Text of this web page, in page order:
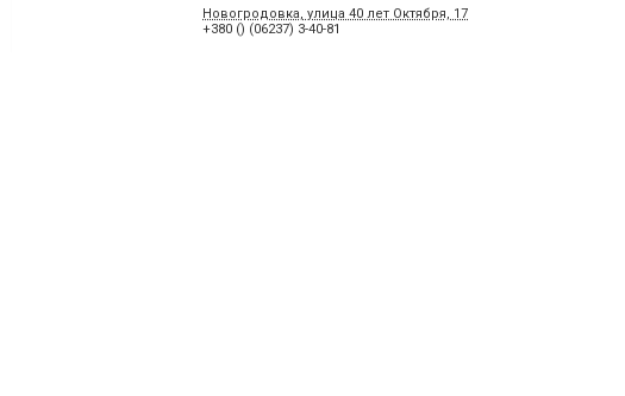
Новогродовка, улица 40 лет Октября, 17
+380 () (06237) 3-40-81